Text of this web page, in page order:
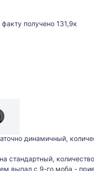
получено 131,9к
динамичный,
стандартный,
выпал с 9-го моба -